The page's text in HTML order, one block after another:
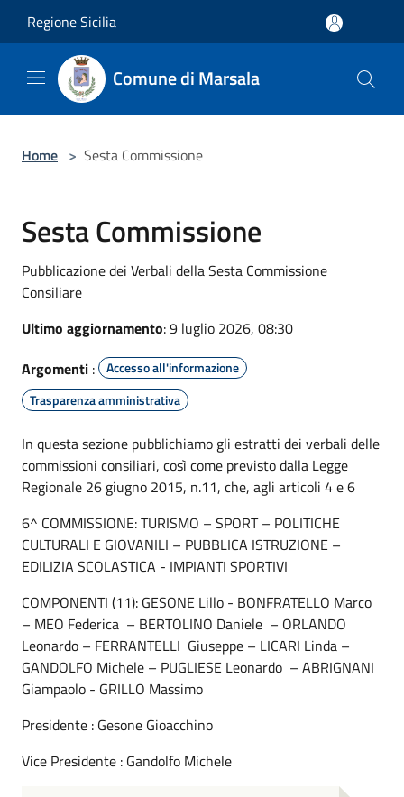
Regione Sicilia
Comune di Marsala
Home > Sesta Commissione
Sesta Commissione
Pubblicazione dei Verbali della Sesta Commissione
Consiliare
Ultimo aggiornamento: 9 luglio 2026, 08:30
Argomenti :
Accesso all'informazione
Trasparenza amministrativa
In questa sezione pubblichiamo gli estratti dei verbali delle
commissioni consiliari, così come previsto dalla Legge
Regionale 26 giugno 2015, n.11, che, agli articoli 4 e 6
6^ COMMISSIONE: TURISMO – SPORT – POLITICHE
CULTURALI E GIOVANILI – PUBBLICA ISTRUZIONE –
EDILIZIA SCOLASTICA - IMPIANTI SPORTIVI
COMPONENTI (11): GESONE Lillo - BONFRATELLO Marco
– MEO Federica – BERTOLINO Daniele – ORLANDO
Leonardo – FERRANTELLI Giuseppe – LICARI Linda –
GANDOLFO Michele – PUGLIESE Leonardo – ABRIGNANI
Giampaolo - GRILLO Massimo
Presidente : Gesone Gioacchino
Vice Presidente : Gandolfo Michele